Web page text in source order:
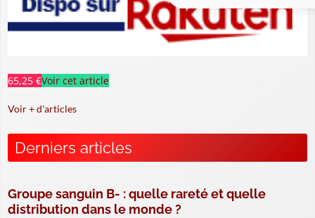
65,25 €Voir cet article
Voir + d'articles
Derniers articles
Groupe sanguin B- : quelle rareté et quelle
distribution dans le monde ?